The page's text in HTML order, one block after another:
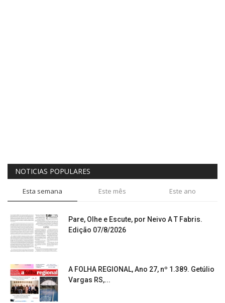
NOTICIAS POPULARES
Esta semana Este mês Este ano
Pare, Olhe e Escute, por Neivo A T Fabris.
Edição 07/8/2026
A FOLHA REGIONAL, Ano 27, nº 1.389. Getúlio
Vargas RS,...